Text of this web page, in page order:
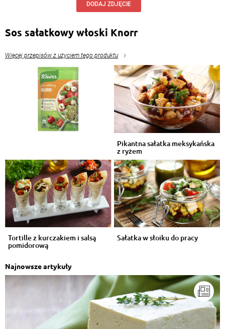
DODAJ ZDJĘCIE
Sos sałatkowy włoski Knorr
Więcej przepisów z użyciem tego produktu
Pikantna sałatka meksykańska
z ryżem
Tortille z kurczakiem i salsą
pomidorową
Sałatka w słoiku do pracy
Najnowsze artykuły